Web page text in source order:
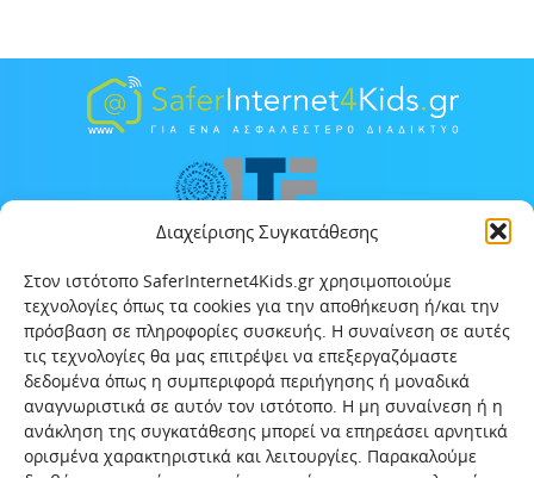
Διαχείρισης Συγκατάθεσης
Στον ιστότοπο SaferInternet4Kids.gr χρησιμοποιούμε
τεχνολογίες όπως τα cookies για την αποθήκευση ή/και την
πρόσβαση σε πληροφορίες συσκευής. Η συναίνεση σε αυτές
τις τεχνολογίες θα μας επιτρέψει να επεξεργαζόμαστε
δεδομένα όπως η συμπεριφορά περιήγησης ή μοναδικά
αναγνωριστικά σε αυτόν τον ιστότοπο. Η μη συναίνεση ή η
ανάκληση της συγκατάθεσης μπορεί να επηρεάσει αρνητικά
ορισμένα χαρακτηριστικά και λειτουργίες. Παρακαλούμε